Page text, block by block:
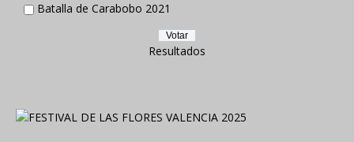
Batalla de Carabobo 2021
Resultados